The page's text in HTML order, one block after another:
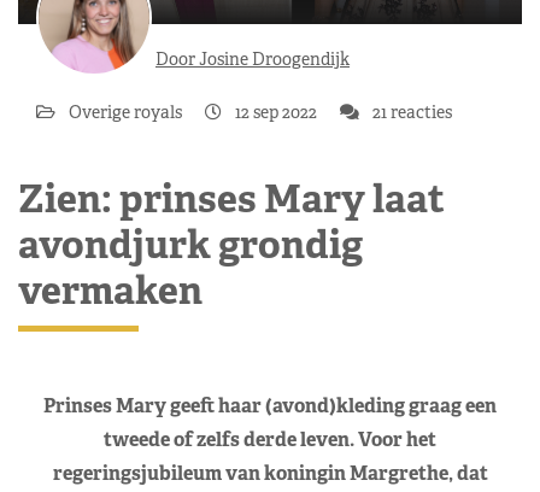
Door Josine Droogendijk
Overige royals 12 sep 2022 21 reacties
Zien: prinses Mary laat
avondjurk grondig
vermaken
Prinses Mary geeft haar (avond)kleding graag een
tweede of zelfs derde leven. Voor het
regeringsjubileum van koningin Margrethe, dat